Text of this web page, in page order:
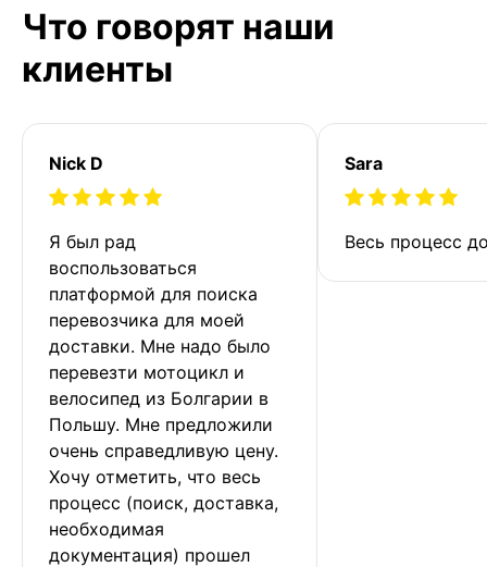
Что говорят наши
клиенты
Nick D
Я был рад
воспользоваться
платформой для поиска
перевозчика для моей
доставки. Мне надо было
перевезти мотоцикл и
велосипед из Болгарии в
Польшу. Мне предложили
очень справедливую цену.
Хочу отметить, что весь
процесс (поиск, доставка,
необходимая
документация) прошел
Sara
Весь процесс